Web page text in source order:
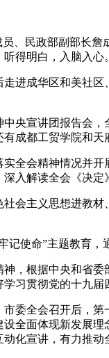
、民政部副部长
得明白，入脑入心。
进成华区和美社
央宣讲团报告会
成都工贸学院和天
全会精神情况并
入解读全会《决定
会主义思想进教
使命”主题教育，
，根据中央和省
习贯彻党的十九
委全会召开后，
全面体现新发展
化宣讲，有力推动